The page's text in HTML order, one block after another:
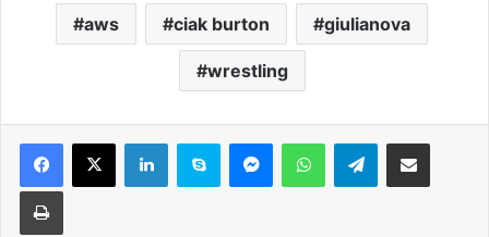
aws ciak burton giulianova
wrestling
Telegram